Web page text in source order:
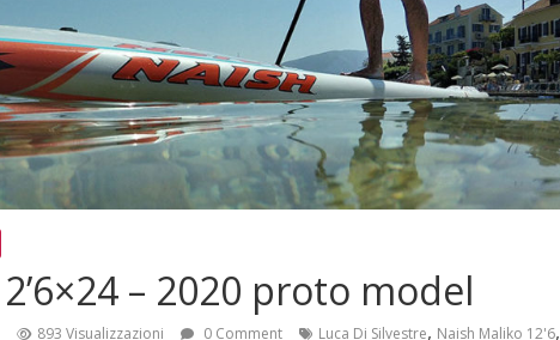
– 2020 proto model
893 Visualizzazioni 0 Comment Luca Di Silvestre, Naish Maliko 12'6,